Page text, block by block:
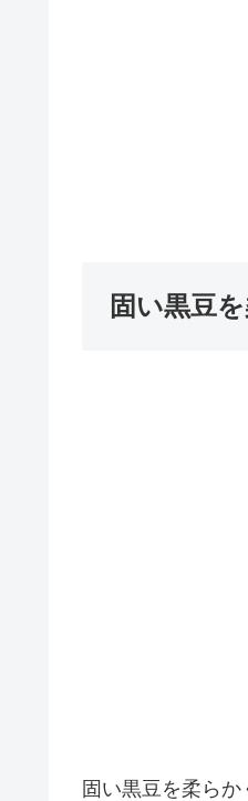
固い黒豆
固い黒豆を柔ら